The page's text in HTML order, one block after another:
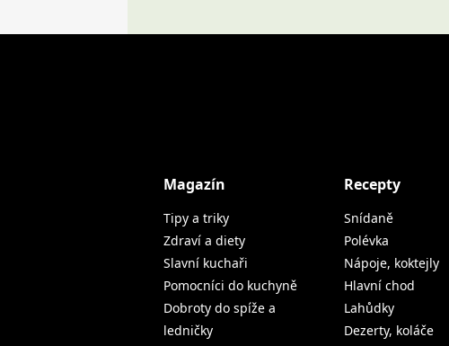
Magazín
Tipy a triky
Zdraví a diety
Slavní kuchaři
Pomocníci do kuchyně
Dobroty do spíže a
ledničky
Recepty
Snídaně
Polévka
Nápoje, koktejly
Hlavní chod
Lahůdky
Dezerty, koláče